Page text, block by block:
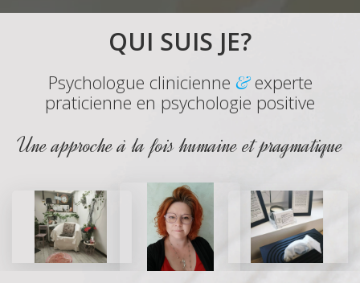
QUI SUIS JE?
Psychologue clinicienne &experte
praticienne en psychologie positive
Une approche à la fois humaine et pragmatique